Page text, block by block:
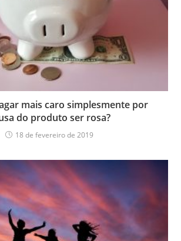
mais caro simplesmente por
do produto ser rosa?
18 de fevereiro de 2019